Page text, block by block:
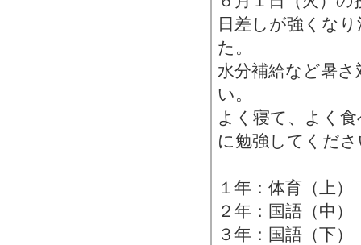
日差しが強くな
た。
水分補給など暑
い。
よく寝て、よく
に勉強してくだ
１年：体育（上）
２年：国語（中）
３年：国語（下）